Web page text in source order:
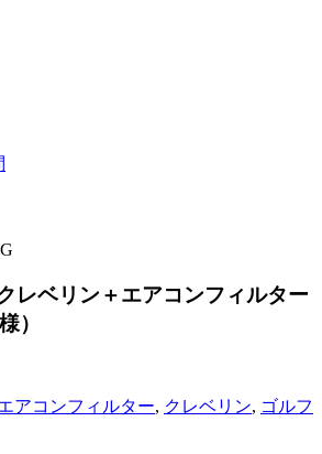
レベリン＋エアコンフィルター
）
アコンフィルター, クレベリン, ゴルフ